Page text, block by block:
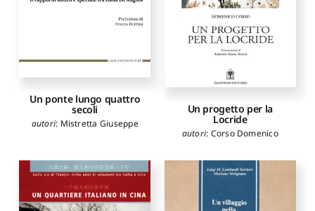
Un ponte lungo quattro
secoli
autori: Mistretta Giuseppe
Un progetto per la
Locride
autori: Corso Domenico